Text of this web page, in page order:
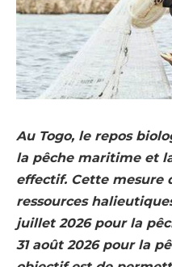
Au Togo, le repos
la pêche maritime et
effectif. Cette mesure
ressources
juillet 2026 pour la
31 août 2026 pour la